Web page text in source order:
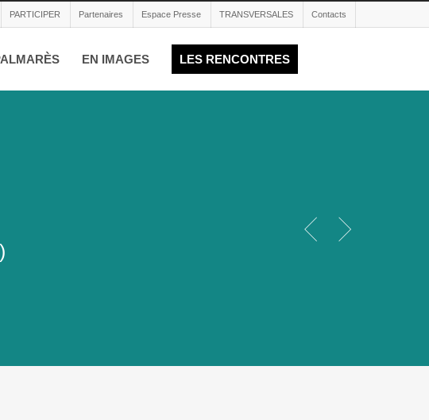
PARTICIPER Partenaires Espace Presse TRANSVERSALES Contacts
EN IMAGES LES RENCONTRES